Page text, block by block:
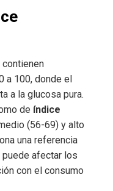
a 100, donde el
a la glucosa pura.
de índice
(56-69) y alto
una referencia
afectar los
con el consumo